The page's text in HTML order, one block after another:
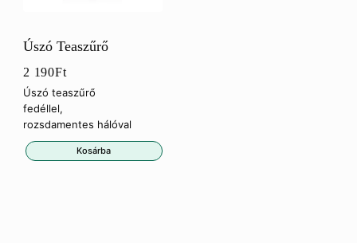
Úszó Teaszűrő
2 190Ft
Úszó teaszűrő
fedéllel,
rozsdamentes hálóval
Kosárba